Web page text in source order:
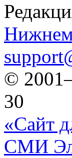
©
30
«Сайт
СМИ Эл